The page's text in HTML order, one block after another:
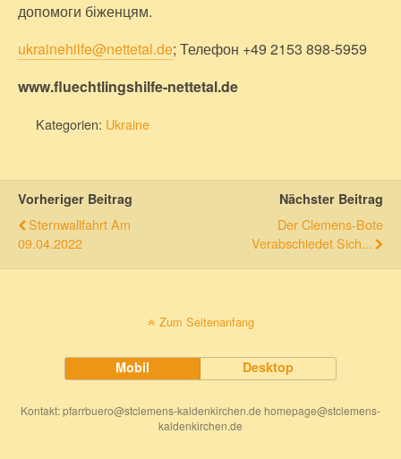
допомоги біженцям.
ukrainehilfe@nettetal.de; Телефон +49 2153 898-5959
www.fluechtlingshilfe-nettetal.de
Kategorien: Ukraine
Vorheriger Beitrag
Sternwallfahrt Am
09.04.2022
Nächster Beitrag
Der Clemens-Bote
Verabschiedet Sich...
Zum Seitenanfang
Mobil Desktop
Kontakt: pfarrbuero@stclemens-kaldenkirchen.de homepage@stclemens-
kaldenkirchen.de